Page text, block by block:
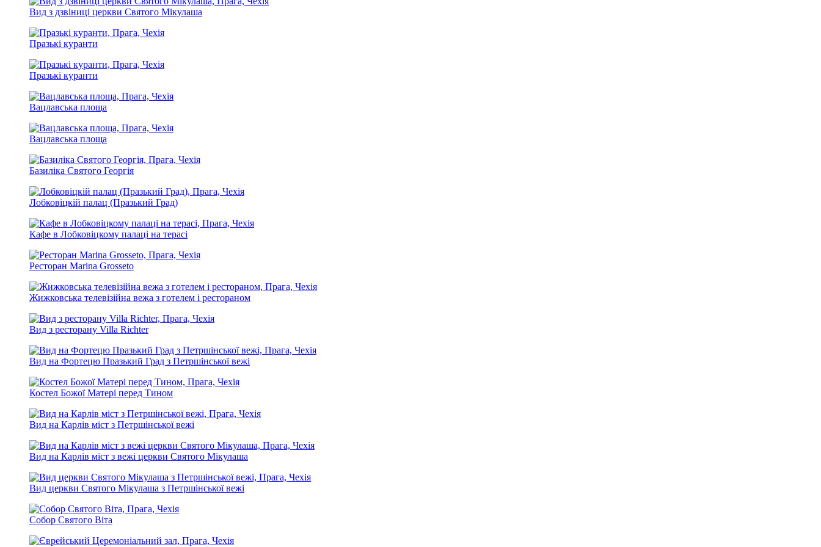
Вид з дзвіниці церкви Святого Мікулаша
Празькі куранти
Празькі куранти
Вацлавська площа
Вацлавська площа
Базиліка Святого Георгія
Лобковіцкій палац (Празький Град)
Кафе в Лобковіцкому палаці на терасі
Ресторан Marina Grosseto
Жижковська телевізійна вежа з готелем і рестораном
Вид з ресторану Villa Richter
Вид на Фортецю Празький Град з Петршінської вежі
Костел Божої Матері перед Тином
Вид на Карлів міст з Петршінської вежі
Вид на Карлів міст з вежі церкви Святого Мікулаша
Вид церкви Святого Мікулаша з Петршінської вежі
Собор Святого Віта